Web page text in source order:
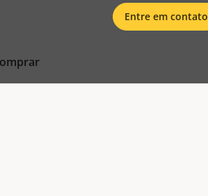
Entre em contato